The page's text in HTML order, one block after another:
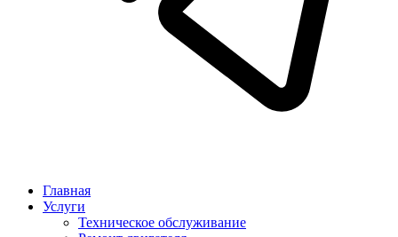
Главная
Услуги
Техническое обслуживание